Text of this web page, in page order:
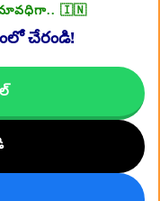
🇮🇳
చేరండి!